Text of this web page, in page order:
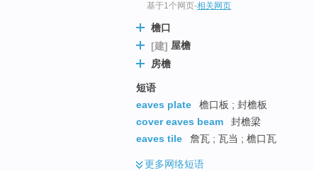
基于1个网页-相关网页
檐口
[建] 屋檐
房檐
短语
eaves plate
檐口板 ; 封檐板
cover eaves beam
封檐梁
eaves tile
詹瓦 ; 瓦当 ; 檐口瓦
更多网络短语